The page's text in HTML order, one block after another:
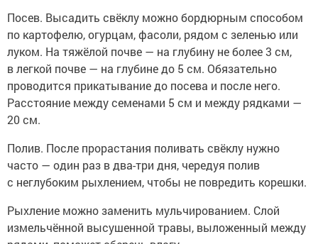
Посев. Высадить свёклу можно бордюрным способом
по картофелю, огурцам, фасоли, рядом с зеленью или
луком. На тяжёлой почве — на глубину не более 3 см,
в легкой почве — на глубине до 5 см. Обязательно
проводится прикатывание до посева и после него.
Расстояние между семенами 5 см и между рядками —
20 см.
Полив. После прорастания поливать свёклу нужно
часто — один раз в два-три дня, чередуя полив
с неглубоким рыхлением, чтобы не повредить корешки.
Рыхление можно заменить мульчированием. Слой
измельчённой высушенной травы, выложенный между